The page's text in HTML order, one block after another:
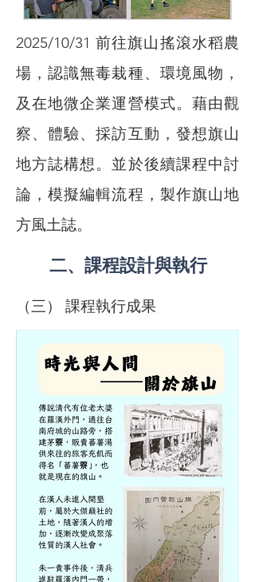
2025/10/31 前往旗山搖滾水稻農
場，認識無毒栽種、環境風物，
及在地微企業運營模式。藉由觀
察、體驗、採訪互動，發想旗山
地方誌構想。並於後續課程中討
論，模擬編輯流程，製作旗山地
方風土誌。
二、課程設計與執行
（三） 課程執行成果